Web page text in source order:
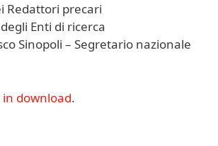
Redattori precari
Enti di ricerca
Sinopoli – Segretario nazionale
in download.